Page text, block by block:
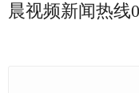
晨视频新闻热线